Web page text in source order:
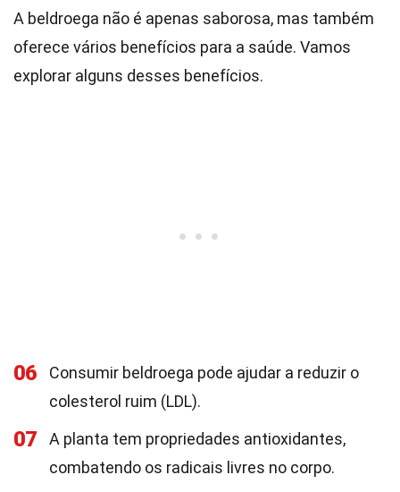
A beldroega não é apenas saborosa, mas também
oferece vários benefícios para a saúde. Vamos
explorar alguns desses benefícios.
06
Consumir beldroega pode ajudar a reduzir o
colesterol ruim (LDL).
07
A planta tem propriedades antioxidantes,
combatendo os radicais livres no corpo.